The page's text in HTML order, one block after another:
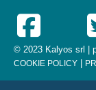
© 2023 Kalyos srl |
COOKIE POLICY |